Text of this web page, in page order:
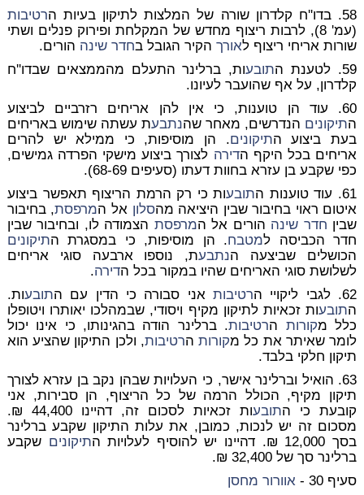
58. בדו''ח קלדרון שורה של המלצות לתיקון בעיות ה
רטיבות
(עמ' 8), לרבות ריצוף מחדש של המקלחת ופירוק פנלים ושתי
שורות אריחי ריצוף לאורךהקיר הגובל בחדר שינה הורים.
59. לטענת ה
תובעות, ברלינר התעלם מהממצאים שבדו''ח
קלדרון, על אף שהועבר לעיונו.
60. עוד הן טוענות, כי אין להן אריחים רזרביים לביצוע
התיקונים הנדרשים, מאחר שהנתבעת עשתה שימוש באריחים
בעת ביצוע התיקונים. הן מוסיפות, כי ממילא יש להרים
אריחים בכל היקף הדירה לצורך ביצוע מישקי הפרדה גמישים,
כפי שקבע בן עזרא בחוות דעתו (סעיפים 68-69).
61. עוד טוענות ה
תובעות כי רק הרמת הריצוף תאפשר ביצוע
איטום ראוי בחיבור שבין היציאה מהסלון אל המרפסת, בחיבור
שבין חדר שינה הורים אל המרפסת הצמודה לו, ובחיבור שבין
חדר הכביסה למטבח. הן מוסיפות, כי במסגרת התיקונים
הכושלים שביצעה הנתבעת, נוספו ארבעה סוגי אריחים
לשלושת סוגי האריחים שהיו במקור בכל הדירה.
62. לגבי ליקויי ה
רטיבותאני סבורה כי הדין עם התובעות.
התובעות זכאיות לתיקון מקיף ויסודי, שבמהלכו יאותרו ויטופלו
כלל מקורות הרטיבות. ברלינר הודה בהגינותו, כי אינו יכול
לומר שאיתר את כל מקורותהרטיבות, ולכן התיקון שהציע הוא
תיקון חלקי בלבד.
63. הואיל וברלינר אישר, כי העלויות שבהן נקב בן עזרא לצורך
תיקון מקיף, הכולל הרמה של כל הריצוף, הן סבירות, אני
קובעת כי התובע
ות זכאיות לסכום זה, דהיינו 44,400 ₪.
מסכום זה יש לנכות, כמובן, את עלות התיקון שקבע ברלינר
בסך 12,000 ₪. דהיינו יש להוסיף לעלויות ה
תיקונים שקבע
ברלינר סך של 32,400 ₪.
סעיף 30 -
אוורור מחסן